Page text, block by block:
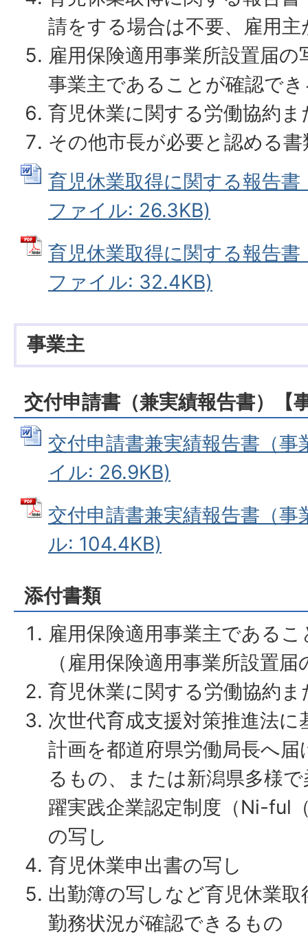
請をする場合は不要、雇用
雇用保険適用事業所設置届
事業主であることが確認で
育児休業に関する労働協約
その他市長が必要と認める書
育児休業取得に関する報告
ファイル: 26.3KB)
育児休業取得に関する報告
ファイル: 32.4KB)
事業主
交付申請書（兼実績報告書）【
交付申請書兼実績報告書（
イル: 26.9KB)
交付申請書兼実績報告書（
ル: 104.4KB)
添付書類
雇用保険適用事業主である
（雇用保険適用事業所設置
育児休業に関する労働協約
次世代育成支援対策推進法
計画を都道府県労働局長へ
るもの、または新潟県多様
躍実践企業認定制度（Ni-ful
の写し
育児休業申出書の写し
出勤簿の写しなど育児休業
勤務状況が確認できるもの